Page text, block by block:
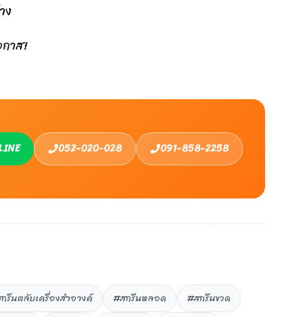
ง
าส!
052-020-028 091-858-2258
รีนตลับเครื่องสำอางค์ #สกรีนหลอด #สกรีนขวด